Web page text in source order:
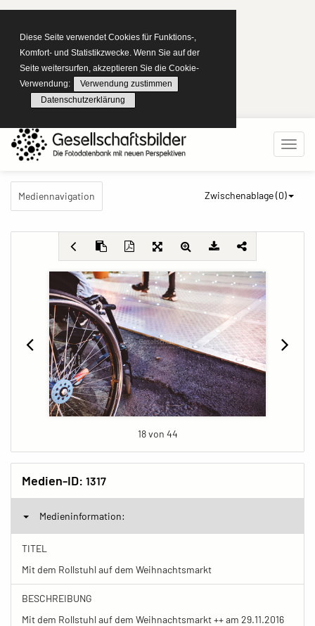
Diese Seite verwendet Cookies für Funktions-,
Komfort- und Statistikzwecke. Wenn Sie auf der
Seite weitersurfen, akzeptieren Sie die Cookie-
Verwendung:
Verwendung zustimmen
Datenschutzerklärung
Mediennavigation Zwischenablage (0)
18 von 44
Medien-ID: 1317
Medieninformation:
TITEL
Mit dem Rollstuhl auf dem Weihnachtsmarkt
BESCHREIBUNG
Mit dem Rollstuhl auf dem Weihnachtsmarkt ++ am 29.11.2016